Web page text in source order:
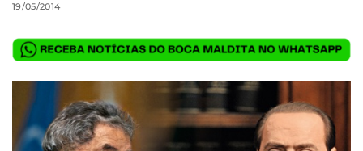
19/05/2014